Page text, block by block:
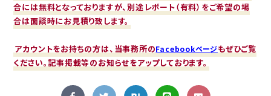
合には無料となっておりますが、別途レポート（有料）をご希望の場
合は面談時にお見積り致します。
アカウントをお持ちの方は、当事務所のFacebookページもぜひご覧
ください。記事掲載等のお知らせをアップしております。